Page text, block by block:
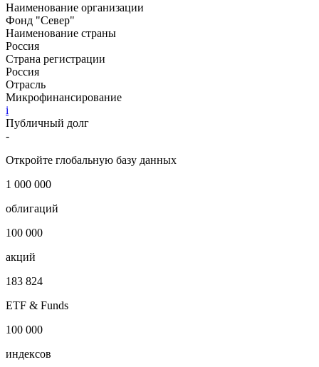
Наименование организации
Фонд "Север"
Наименование страны
Россия
Страна регистрации
Россия
Отрасль
Микрофинансирование
i
Публичный долг
-
Откройте глобальную базу данных
1 000 000
облигаций
100 000
акций
183 824
ETF & Funds
100 000
индексов